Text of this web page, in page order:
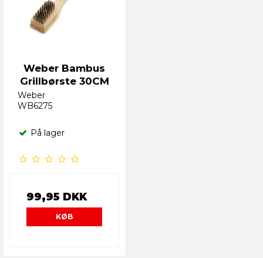
Weber Bambus
Grillbørste 30CM
Weber
WB6275
På lager
99,95 DKK
KØB